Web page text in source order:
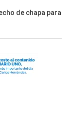
de chapa para